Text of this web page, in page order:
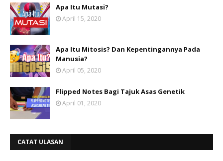
Apa Itu Mutasi?
April 15, 2020
Apa Itu Mitosis? Dan Kepentingannya Pada
Manusia?
April 05, 2020
Flipped Notes Bagi Tajuk Asas Genetik
April 01, 2020
CATAT ULASAN